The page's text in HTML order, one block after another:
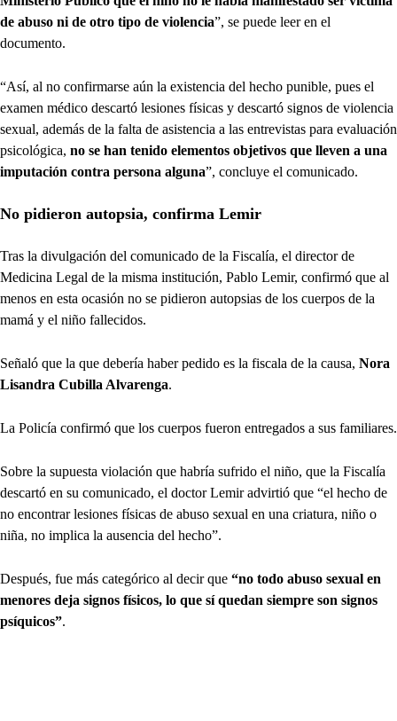
de abuso ni de otro tipo de violencia”, se puede leer en el
documento.
“Así, al no confirmarse aún la existencia del hecho punible, pues el
examen médico descartó lesiones físicas y descartó signos de violencia
sexual, además de la falta de asistencia a las entrevistas para evaluación
psicológica, no se han tenido elementos objetivos que lleven a una
imputación contra persona alguna”, concluye el comunicado.
No pidieron autopsia, confirma Lemir
Tras la divulgación del comunicado de la Fiscalía, el director de
Medicina Legal de la misma institución, Pablo Lemir, confirmó que al
menos en esta ocasión no se pidieron autopsias de los cuerpos de la
mamá y el niño fallecidos.
Señaló que la que debería haber pedido es la fiscala de la causa, Nora
Lisandra Cubilla Alvarenga.
La Policía confirmó que los cuerpos fueron entregados a sus familiares.
Sobre la supuesta violación que habría sufrido el niño, que la Fiscalía
descartó en su comunicado, el doctor Lemir advirtió que “el hecho de
no encontrar lesiones físicas de abuso sexual en una criatura, niño o
niña, no implica la ausencia del hecho”.
Después, fue más categórico al decir que “no todo abuso sexual en
menores deja signos físicos, lo que sí quedan siempre son signos
psíquicos”.